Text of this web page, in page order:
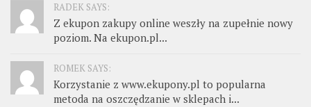
RADEK SAYS:
Z ekupon zakupy online weszły na zupełnie nowy
poziom. Na ekupon.pl...
ROMEK SAYS:
Korzystanie z www.ekupony.pl to popularna
metoda na oszczędzanie w sklepach i...